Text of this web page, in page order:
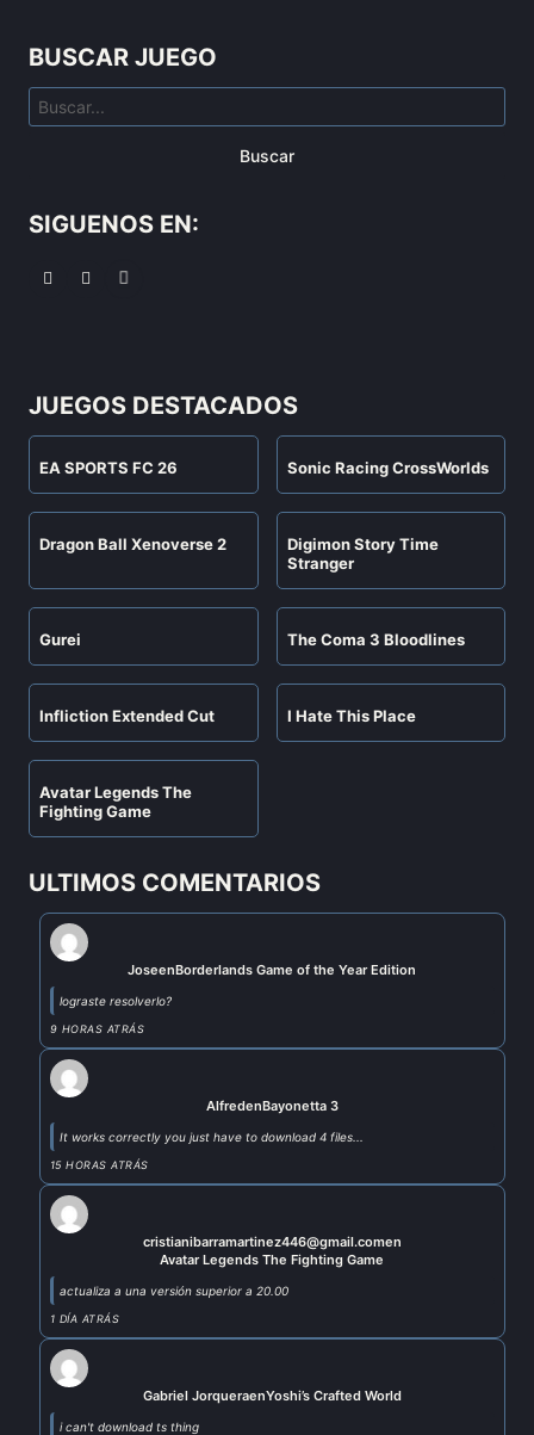
BUSCAR JUEGO
Buscar
SIGUENOS EN:
JUEGOS DESTACADOS
EA SPORTS FC 26 Sonic Racing CrossWorlds
Dragon Ball Xenoverse 2
Digimon Story Time
Stranger
Gurei The Coma 3 Bloodlines
Infliction Extended Cut I Hate This Place
Avatar Legends The
Fighting Game
ULTIMOS COMENTARIOS
JoseenBorderlands Game of the Year Edition
lograste resolverlo?
9 HORAS ATRÁS
AlfredenBayonetta 3
It works correctly you just have to download 4 files...
15 HORAS ATRÁS
cristianibarramartinez446@gmail.comen
Avatar Legends The Fighting Game
actualiza a una versión superior a 20.00
1 DÍA ATRÁS
Gabriel JorqueraenYoshi’s Crafted World
i can't download ts thing